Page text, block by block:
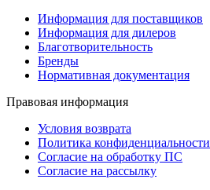
Информация для поставщиков
Информация для дилеров
Благотворительность
Бренды
Нормативная документация
Правовая информация
Условия возврата
Политика конфиденциальности
Согласие на обработку ПС
Согласие на рассылку